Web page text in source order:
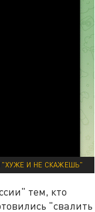
"ХУЖЕ И НЕ СКАЖЕШЬ"
тем, кто
"свалить